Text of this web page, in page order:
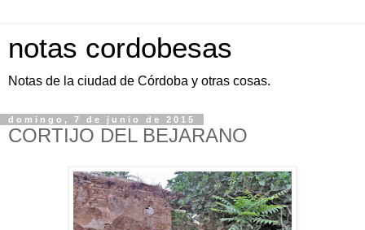
notas cordobesas
Notas de la ciudad de Córdoba y otras cosas.
domingo, 7 de junio de 2015
CORTIJO DEL BEJARANO